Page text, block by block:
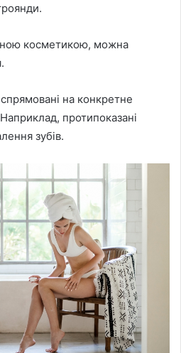
косметикою, можна
на конкретне
протипоказані
зубів.